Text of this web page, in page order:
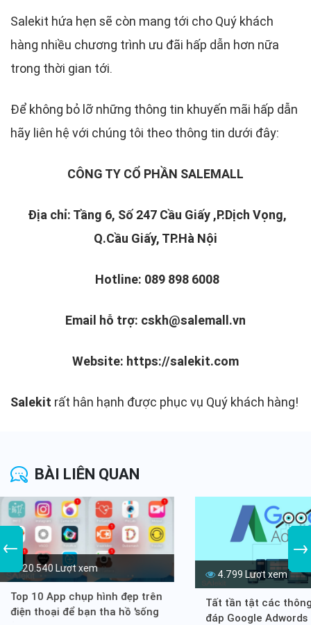
Salekit hứa hẹn sẽ còn mang tới cho Quý khách
hàng nhiều chương trình ưu đãi hấp dẫn hơn nữa
trong thời gian tới.
Để không bỏ lỡ những thông tin khuyến mãi hấp dẫn
hãy liên hệ với chúng tôi theo thông tin dưới đây:
CÔNG TY CỔ PHẦN SALEMALL
Địa chỉ: Tầng 6, Số 247 Cầu Giấy ,P.Dịch Vọng,
Q.Cầu Giấy, TP.Hà Nội
Hotline: 089 898 6008
Email hỗ trợ: cskh@salemall.vn
Website: https://salekit.com
Salekit rất hân hạnh được phục vụ Quý khách hàng!
BÀI LIÊN QUAN
20.540 Lượt xem
Top 10 App chụp hình đẹp trên
điện thoại để bạn tha hồ 'sống
4.799 Lượt xem
Tất tần tật các
đáp Google Adwords